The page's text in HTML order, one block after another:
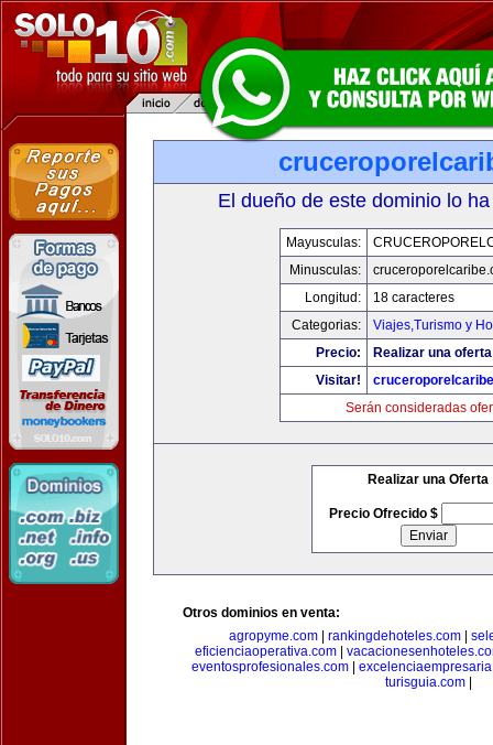
El dueño de este dominio lo
Mayusculas:
Minusculas:
Longitud:
18 caracteres
Categorias:
Viajes,Turismo y
Precio:
Realizar una
Visitar!
Serán consideradas
Realizar una Oferta
Precio Ofrecido $
Otros dominios en venta:
agropyme.com| rankingdehoteles.com|
eficienciaoperativa.com
eventosprofesionales.com
turisguia.com|